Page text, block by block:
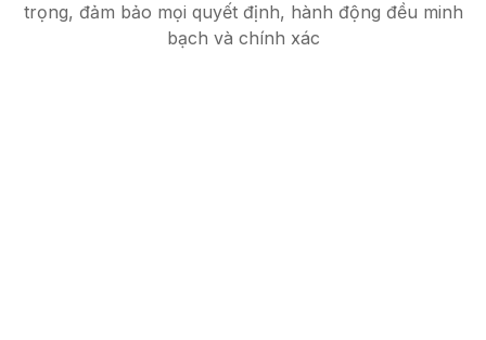
trọng, đảm bảo mọi quyết định, hành động đều minh
bạch và chính xác